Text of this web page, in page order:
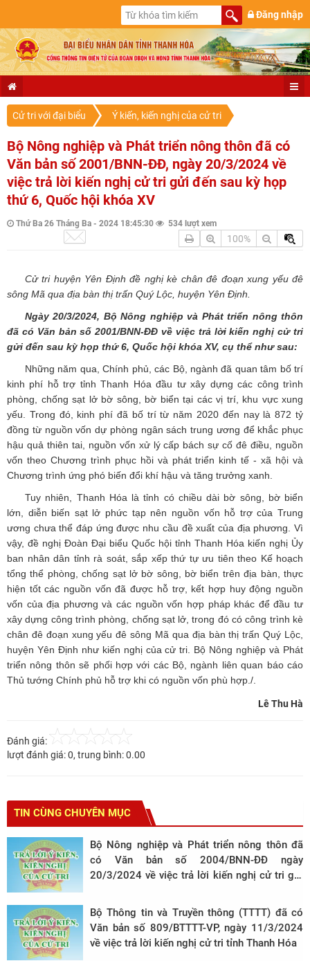
Đăng nhập
Cử tri với đại biểu Ý kiến, kiến nghị của cử tri
Bộ Nông nghiệp và Phát triển nông thôn đã có
Văn bản số 2001/BNN-ĐĐ, ngày 20/3/2024 về
việc trả lời kiến nghị cử tri gửi đến sau kỳ họp
thứ 6, Quốc hội khóa XV
Thứ Ba 26 Tháng Ba - 2024 18:45:30 534 lượt xem
100%
Cử tri huyện Yên Định đề nghị kè chân đê đoạn xung yếu đê
sông Mã qua địa bàn thị trấn Quý Lộc, huyện Yên Định.
Ngày20/3/2024, BộNông nghiệp và Phát triển nông thôn
đã có Văn bản số2001/BNN-ĐĐ về việc trả lời kiến nghị cử tri
gửi đến sau kỳ họp thứ 6, Quốc hội khóa XV, cụ thể như sau:
Những năm qua, Chính phủ, các Bộ, ngành đã quan tâm bố trí
kinh phí hỗ trợ tỉnh Thanh Hóa đầu tư xây dựng các công trình
phòng, chống sạt lở bờ sông, bờ biển tại các vị trí, khu vực xung
yếu. Trong đó, kinh phí đã bố trí từ năm 2020 đến nay là 872 tỷ
đồng từ nguồn vốn dự phòng ngân sách trung ương để khắc phục
hậu quả thiên tai, nguồn vốn xử lý cấp bách sự cố đê điều, nguồn
vốn theo Chương trình phục hồi và phát triển kinh tế - xã hội và
Chương trình ứng phó biến đổi khí hậu và tăng trưởng xanh.
Tuy nhiên, Thanh Hóa là tỉnh có chiều dài bờ sông, bờ biển
lớn, diễn biến sạt lở phức tạp nên nguồn vốn hỗ trợ của Trung
ương chưa thể đáp ứng được nhu cầu đề xuất của địa phương. Vì
vậy, đề nghị Đoàn Đại biểu Quốc hội tỉnh Thanh Hóa kiến nghị Ủy
ban nhân dân tỉnh rà soát, sắp xếp thứ tự ưu tiên theo Kế hoạch
tổng thể phòng, chống sạt lở bờ sông, bờ biển trên địa bàn, thực
hiện tốt các nguồn vốn đã được hỗ trợ, kết hợp huy động nguồn
vốn của địa phương và các nguồn vốn hợp pháp khác để đầu tư
xây dựng công trình phòng, chống sạt lở, trong đó có công trình kè
chân đê đoạn xung yếu đê sông Mã qua địa bàn thị trấn Quý Lộc,
huyện Yên Định như kiến nghị của cử tri. Bộ Nông nghiệp và Phát
triển nông thôn sẽ phối hợp với các Bộ, ngành liên quan báo cáo
Thủ tướng Chính phủ hỗ trợ khi có nguồn vốn phù hợp./.
Lê Thu Hà
Đánh giá:
lượt đánh giá:0, trung bình:0.00
TIN CÙNG CHUYÊN MỤC
Bộ Nông nghiệp và Phát triển nông thôn đã
có Văn bản số 2004/BNN-ĐĐ ngày
20/3/2024 về việc trả lời kiến nghị cử tri gửi
Bộ Thông tin và Truyền thông (TTTT) đã có
Văn bản số 809/BTTTT-VP, ngày 11/3/2024
về việc trả lời kiến nghị cử tri tỉnh Thanh Hóa